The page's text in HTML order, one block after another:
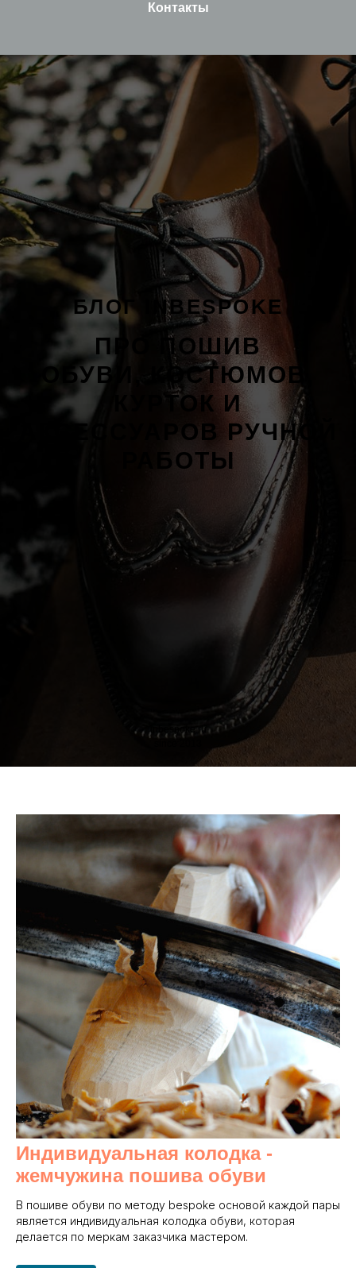
Контакты
БЛОГ INBESPOKE
ПРО ПОШИВ
ОБУВИ, КОСТЮМОВ,
КУРТОК И
АКСЕССУАРОВ РУЧНОЙ
РАБОТЫ
inbespoke.ru
Индивидуальная колодка -
жемчужина пошива обуви
В пошиве обуви по методу bespoke основой каждой пары
является индивидуальная колодка обуви, которая
делается по меркам заказчика мастером.